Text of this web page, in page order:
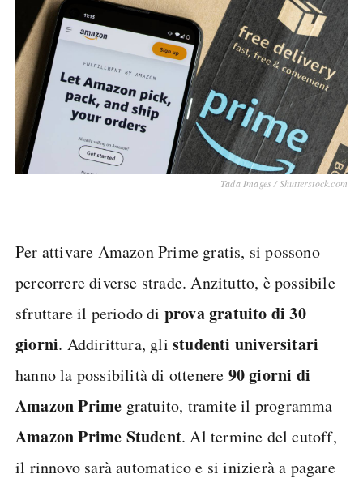
Tada Images / Shutterstock.com
Per attivare Amazon Prime gratis, si possono
percorrere diverse strade. Anzitutto, è possibile
sfruttare il periodo di prova gratuito di 30
giorni. Addirittura, glistudenti universitari
hanno la possibilità di ottenere 90 giorni di
Amazon Prime gratuito, tramite il programma
Amazon Prime Student. Al termine del cutoff,
il rinnovo sarà automatico e si inizierà a pagare